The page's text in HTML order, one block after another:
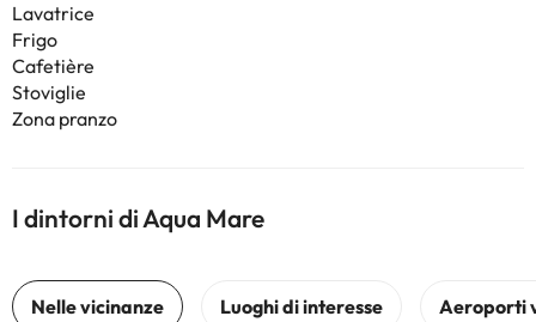
Lavatrice
Frigo
Cafetière
Stoviglie
Zona pranzo
I dintorni di Aqua Mare